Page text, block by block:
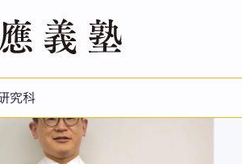
究科
治療法開発に挑む